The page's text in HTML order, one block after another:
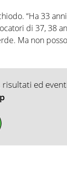
“Ha 33
di 37, 38
Ma non posso
ed